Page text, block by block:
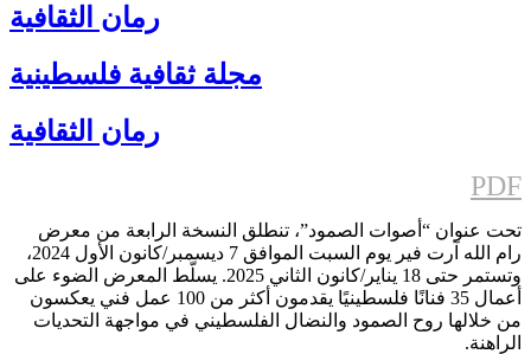
رمان الثقافية
مجلة ثقافية فلسطينية
رمان الثقافية
PDF
تحت عنوان “أصوات الصمود”، تنطلق النسخة الرابعة من معرض
رام الله آرت فير يوم السبت الموافق 7 ديسمبر/كانون الأول 2024،
وتستمر حتى 18 يناير/كانون الثاني 2025. يسلّط المعرض الضوء على
أعمال 35 فنانًا فلسطينيًا يقدمون أكثر من 100 عمل فني يعكسون
من خلالها روح الصمود والنضال الفلسطيني في مواجهة التحديات
الراهنة.